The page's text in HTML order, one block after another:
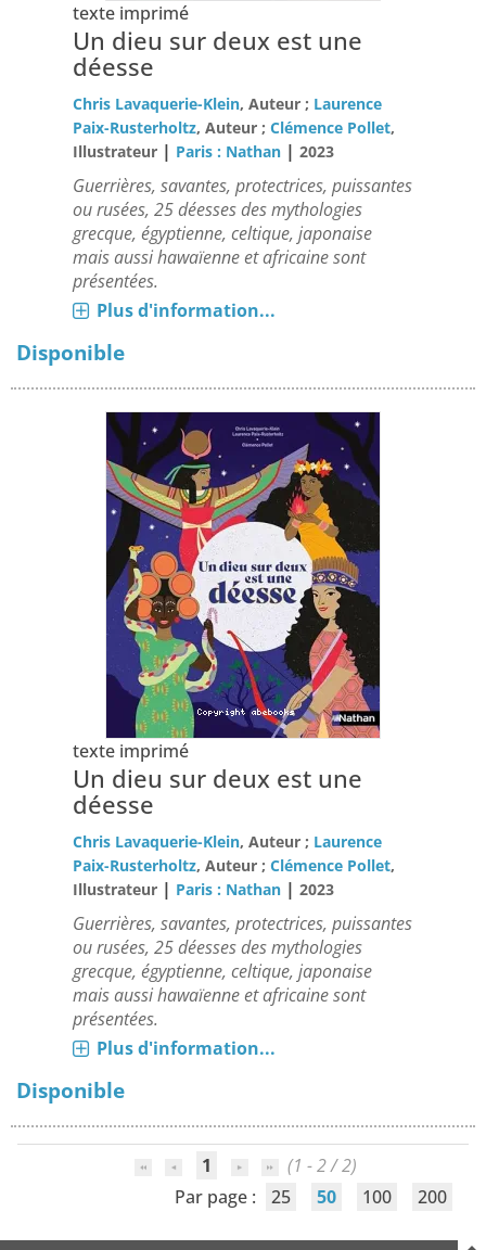
texte imprimé
Un dieu sur deux est une
déesse
Chris Lavaquerie-Klein, Auteur ; Laurence
Paix-Rusterholtz, Auteur ;Clémence Pollet,
Illustrateur | Paris : Nathan |2023
Guerrières, savantes, protectrices, puissantes
ou rusées, 25 déesses des mythologies
grecque, égyptienne, celtique, japonaise
mais aussi hawaïenne et africaine sont
présentées.
Plus d'information...
Disponible
texte imprimé
Un dieu sur deux est une
déesse
Chris Lavaquerie-Klein, Auteur ; Laurence
Paix-Rusterholtz, Auteur ;Clémence Pollet,
Illustrateur | Paris : Nathan |2023
Guerrières, savantes, protectrices, puissantes
ou rusées, 25 déesses des mythologies
grecque, égyptienne, celtique, japonaise
mais aussi hawaïenne et africaine sont
présentées.
Plus d'information...
Disponible
1
(1 - 2 / 2)
Par page :
25 50 100 200